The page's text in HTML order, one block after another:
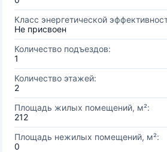
Класс энергетической
Не присвоен
Количество подъездов:
1
Количество этажей:
2
Площадь жилых помещений, м²:
212
Площадь нежилых помещений, м²:
0